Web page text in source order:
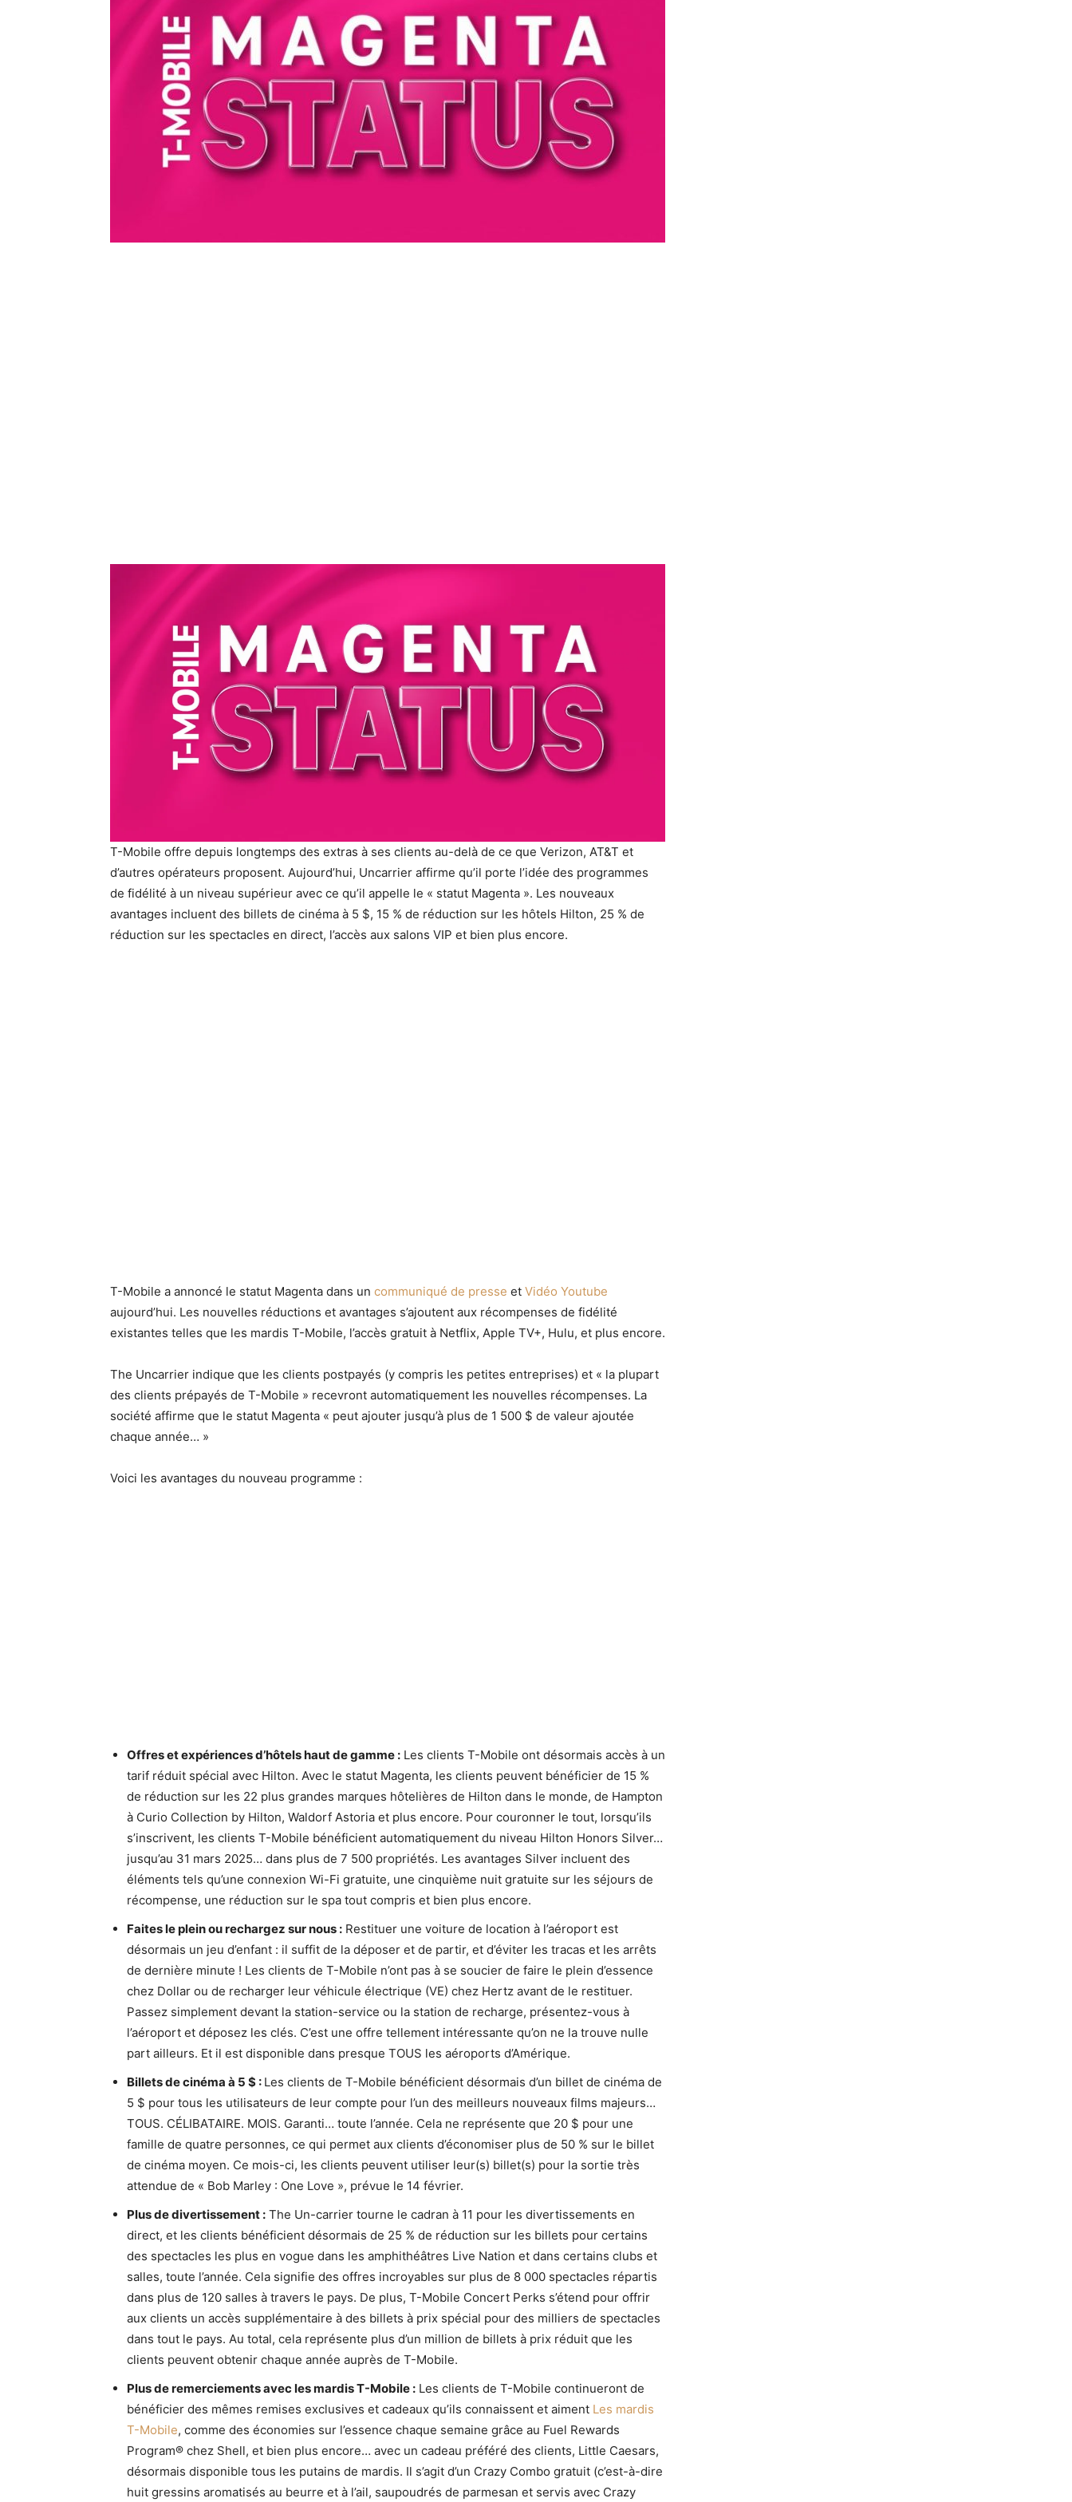
T-Mobile offre depuis longtemps des extras à ses clients au-delà de ce que Verizon, AT&T et
d’autres opérateurs proposent. Aujourd’hui, Uncarrier affirme qu’il porte l’idée des programmes
de fidélité à un niveau supérieur avec ce qu’il appelle le « statut Magenta ». Les nouveaux
avantages incluent des billets de cinéma à 5 $, 15 % de réduction sur les hôtels Hilton, 25 % de
réduction sur les spectacles en direct, l’accès aux salons VIP et bien plus encore.
T-Mobile a annoncé le statut Magenta dans un communiqué de presse et Vidéo Youtube
aujourd’hui. Les nouvelles réductions et avantages s’ajoutent aux récompenses de fidélité
existantes telles que les mardis T-Mobile, l’accès gratuit à Netflix, Apple TV+, Hulu, et plus encore.
The Uncarrier indique que les clients postpayés (y compris les petites entreprises) et « la plupart
des clients prépayés de T-Mobile » recevront automatiquement les nouvelles récompenses. La
société affirme que le statut Magenta « peut ajouter jusqu’à plus de 1 500 $ de valeur ajoutée
chaque année… »
Voici les avantages du nouveau programme :
Offres et expériences d’hôtels haut de gamme : Les clients T-Mobile ont désormais accès à un
tarif réduit spécial avec Hilton. Avec le statut Magenta, les clients peuvent bénéficier de 15 %
de réduction sur les 22 plus grandes marques hôtelières de Hilton dans le monde, de Hampton
à Curio Collection by Hilton, Waldorf Astoria et plus encore. Pour couronner le tout, lorsqu’ils
s’inscrivent, les clients T-Mobile bénéficient automatiquement du niveau Hilton Honors Silver…
jusqu’au 31 mars 2025… dans plus de 7 500 propriétés. Les avantages Silver incluent des
éléments tels qu’une connexion Wi-Fi gratuite, une cinquième nuit gratuite sur les séjours de
récompense, une réduction sur le spa tout compris et bien plus encore.
Faites le plein ou rechargez sur nous : Restituer une voiture de location à l’aéroport est
désormais un jeu d’enfant : il suffit de la déposer et de partir, et d’éviter les tracas et les arrêts
de dernière minute ! Les clients de T-Mobile n’ont pas à se soucier de faire le plein d’essence
chez Dollar ou de recharger leur véhicule électrique (VE) chez Hertz avant de le restituer.
Passez simplement devant la station-service ou la station de recharge, présentez-vous à
l’aéroport et déposez les clés. C’est une offre tellement intéressante qu’on ne la trouve nulle
part ailleurs. Et il est disponible dans presque TOUS les aéroports d’Amérique.
Billets de cinéma à 5 $ : Les clients de T-Mobile bénéficient désormais d’un billet de cinéma de
5 $ pour tous les utilisateurs de leur compte pour l’un des meilleurs nouveaux films majeurs…
TOUS. CÉLIBATAIRE. MOIS. Garanti… toute l’année. Cela ne représente que 20 $ pour une
famille de quatre personnes, ce qui permet aux clients d’économiser plus de 50 % sur le billet
de cinéma moyen. Ce mois-ci, les clients peuvent utiliser leur(s) billet(s) pour la sortie très
attendue de « Bob Marley : One Love », prévue le 14 février.
Plus de divertissement : The Un-carrier tourne le cadran à 11 pour les divertissements en
direct, et les clients bénéficient désormais de 25 % de réduction sur les billets pour certains
des spectacles les plus en vogue dans les amphithéâtres Live Nation et dans certains clubs et
salles, toute l’année. Cela signifie des offres incroyables sur plus de 8 000 spectacles répartis
dans plus de 120 salles à travers le pays. De plus, T-Mobile Concert Perks s’étend pour offrir
aux clients un accès supplémentaire à des billets à prix spécial pour des milliers de spectacles
dans tout le pays. Au total, cela représente plus d’un million de billets à prix réduit que les
clients peuvent obtenir chaque année auprès de T-Mobile.
Plus de remerciements avec les mardis T-Mobile : Les clients de T-Mobile continueront de
bénéficier des mêmes remises exclusives et cadeaux qu’ils connaissent et aiment Les mardis
T-Mobile, comme des économies sur l’essence chaque semaine grâce au Fuel Rewards
Program® chez Shell, et bien plus encore… avec un cadeau préféré des clients, Little Caesars,
désormais disponible tous les putains de mardis. Il s’agit d’un Crazy Combo gratuit (c’est-à-dire
huit gressins aromatisés au beurre et à l’ail, saupoudrés de parmesan et servis avec Crazy